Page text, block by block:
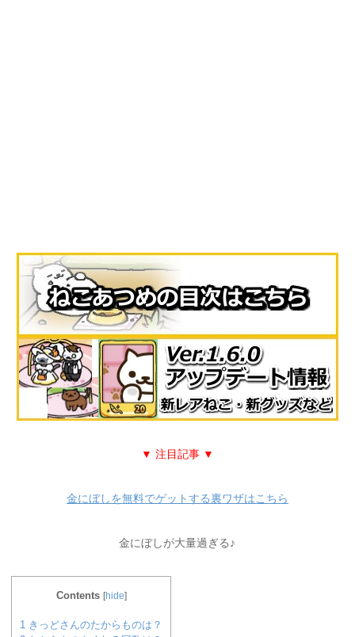
▼ 注目記事 ▼
金にぼしを無料でゲットする裏ワザはこちら
金にぼしが大量過ぎる♪
Contents [hide]
1 きっどさんのたからものは？